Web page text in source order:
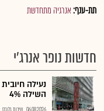
תת-ענף:אנרגיה מתחדשת
חדשות נופר אנרג'י
השילה 4%